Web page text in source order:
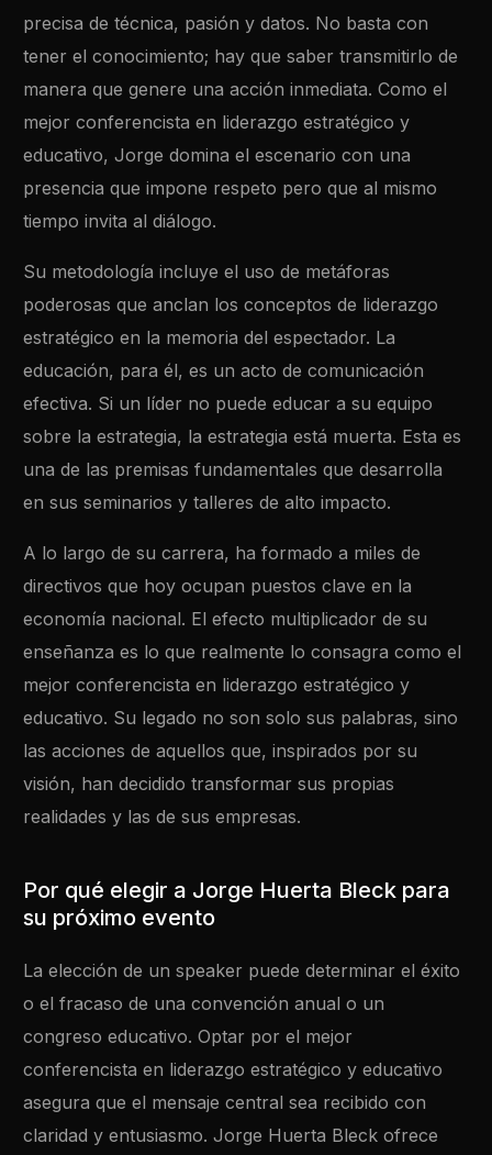
precisa de técnica, pasión y datos. No basta con
tener el conocimiento; hay que saber transmitirlo de
manera que genere una acción inmediata. Como el
mejor conferencista en liderazgo estratégico y
educativo, Jorge domina el escenario con una
presencia que impone respeto pero que al mismo
tiempo invita al diálogo.
Su metodología incluye el uso de metáforas
poderosas que anclan los conceptos de liderazgo
estratégico en la memoria del espectador. La
educación, para él, es un acto de comunicación
efectiva. Si un líder no puede educar a su equipo
sobre la estrategia, la estrategia está muerta. Esta es
una de las premisas fundamentales que desarrolla
en sus seminarios y talleres de alto impacto.
A lo largo de su carrera, ha formado a miles de
directivos que hoy ocupan puestos clave en la
economía nacional. El efecto multiplicador de su
enseñanza es lo que realmente lo consagra como el
mejor conferencista en liderazgo estratégico y
educativo. Su legado no son solo sus palabras, sino
las acciones de aquellos que, inspirados por su
visión, han decidido transformar sus propias
realidades y las de sus empresas.
Por qué elegir a Jorge Huerta Bleck para
su próximo evento
La elección de un speaker puede determinar el éxito
o el fracaso de una convención anual o un
congreso educativo. Optar por el mejor
conferencista en liderazgo estratégico y educativo
asegura que el mensaje central sea recibido con
claridad y entusiasmo. Jorge Huerta Bleck ofrece